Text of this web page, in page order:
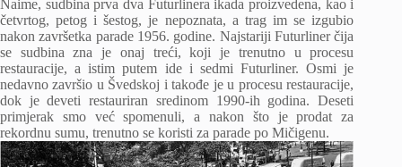
Naime, sudbina prva dva Futurlinera ikada proizvedena, kao i
četvrtog, petog i šestog, je nepoznata, a trag im se izgubio
nakon završetka parade 1956. godine. Najstariji Futurliner čija
se sudbina zna je onaj treći, koji je trenutno u procesu
restauracije, a istim putem ide i sedmi Futurliner. Osmi je
nedavno završio u Švedskoj i takođe je u procesu restauracije,
dok je deveti restauriran sredinom 1990-ih godina. Deseti
primjerak smo već spomenuli, a nakon što je prodat za
rekordnu sumu, trenutno se koristi za parade po Mičigenu.